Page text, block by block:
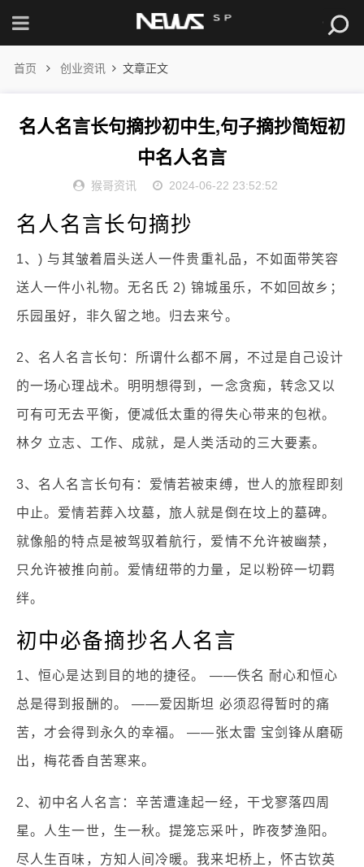
首页 创业资讯 文章正文
名人名言长句摘抄初中生,句子摘抄简短初
中名人名言
猴哥资讯 2024-06-22 23:52:52
名人名言长句摘抄
1、) 与其皱着眉头送人一件贵重礼品，不如面带笑容
送人一件小礼物。无名氏 2) 锦城虽乐，不如回故乡；
乐园虽好，非久留之地。归去来兮。
2、名人名言长句：所谓什么都不屑，不过是自己设计
的一场心理战术。明明想得到，一念贪痴，转念又以
可有可无去平衡，便减低太重的得失心带来的包袱。
林夕 立志、工作、成就，是人类活动的三大要素。
3、名人名言长句有：爱情若被束缚，世人的旅程即刻
中止。爱情若葬入坟墓，旅人就是倒在坟上的墓碑。
就像船的特点是被驾驭着航行，爱情不允许被幽禁，
只允许被推向前。爱情纽带的力量，足以粉碎一切羁
绊。
初中必备摘抄名人名言
1、恒心是达到目的地的捷径。 ——佚名 耐心和恒心
总是得到报酬的。 ——爱因斯坦 必须忍得暂时的痛
苦，才会得到永久的幸福。 ——张太雷 宝剑锋从磨砺
出，梅花香自苦寒来。
2、初中名人名言：辛苦遭逢起一经，干戈寥落四周
星。人生一世，生一秋。提笼忘采叶，昨夜梦渔阳。
尽人生百味，方知人间冷暖。我来圯桥上，怀古钦英